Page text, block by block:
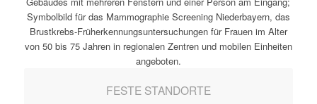
FESTE STANDORTE